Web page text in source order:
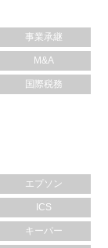
事業承継
M&A
国際税務
エプソン
ICS
キーパー